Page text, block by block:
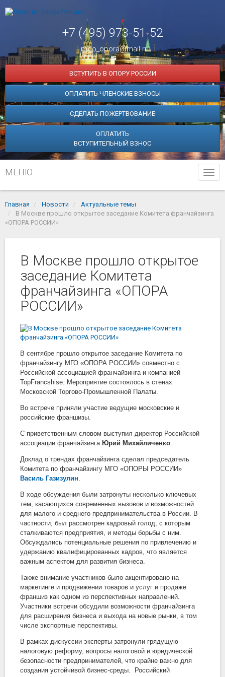
+7 (495) 973-51-52
mgo_opora@mail.ru
ВСТУПИТЬ В ОПОРУ РОССИИ
ОПЛАТИТЬ ЧЛЕНСКИЕ ВЗНОСЫ
СДЕЛАТЬ ПОЖЕРТВОВАНИЕ
ОПЛАТИТЬ
ВСТУПИТЕЛЬНЫЙ ВЗНОС
МЕНЮ
Главная Новости
Актуальные темы
В Москве прошло открытое заседание Комитета франчайзинга
«ОПОРА РОССИИ»
В Москве прошло открытое
заседание Комитета
франчайзинга «ОПОРА
РОССИИ»
В сентябре прошло открытое заседание Комитета по
франчайзингу МГО «ОПОРА РОССИИ» совместно с
Российской ассоциацией франчайзинга и компанией
TopFrancshise. Мероприятие состоялось в стенах
Московской Торгово-Промышленной Палаты.
Во встрече приняли участие ведущие московские и
российские франшизы.
С приветственным словом выступил директор Российской
ассоциации франчайзинга Юрий Михайличенко.
Доклад о трендах франчайзинга сделал председатель
Комитета по франчайзингу МГО «ОПОРЫ РОССИИ»
Василь Газизулин.
В ходе обсуждения были затронуты несколько ключевых
тем, касающихся современных вызовов и возможностей
для малого и среднего предпринимательства в России. В
частности, был рассмотрен кадровый голод, с которым
сталкиваются предприятия, и методы борьбы с ним.
Обсуждались потенциальные решения по привлечению и
удержанию квалифицированных кадров, что является
важным аспектом для развития бизнеса.
Также внимание участников было акцентировано на
маркетинге и продвижении товаров и услуг и продаже
франшиз как одном из перспективных направлений.
Участники встречи обсудили возможности франчайзинга
для расширения бизнеса и выхода на новые рынки, в том
числе экспортные перспективы.
В рамках дискуссии эксперты затронули грядущую
налоговую реформу, вопросы налоговой и юридической
безопасности предпринимателей, что крайне важно для
создания устойчивой бизнес-среды. Российский